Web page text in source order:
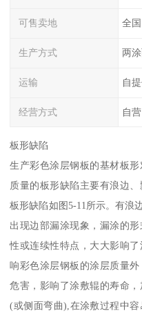
可售卖地 全国
生产方式 两
运输 自
经营方式 自营
板形缺陷
生产彩色涂层钢板的基材板
质量的板形缺陷主要有浪边
板形缺陷如图5-11所示。有浪
出现边部漏涂现象，漏涂的
性或连续性特点，大大影响
响彩色涂层钢板的涂层质量
危害，影响了涂敷辊的寿命
(或侧面弯曲),在涂敷过程中